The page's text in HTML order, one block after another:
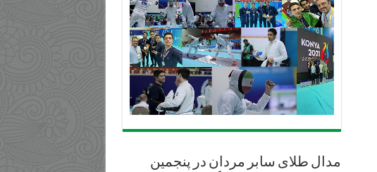
مدال طلای سابر مردان در پنجمین